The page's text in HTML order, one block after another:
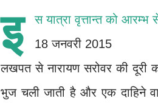
इ स यात्रा वृत्तान्त को
18 जनवरी 2015
लखपत से नारायण सरोवर की दूरी
भुज चली जाती है और एक दाहिने